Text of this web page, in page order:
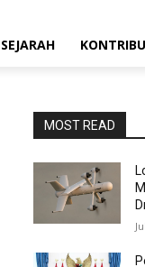
SEJARAH
MOST READ